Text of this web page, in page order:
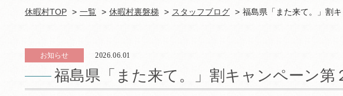
休暇村TOP 一覧 休暇村裏磐梯 スタッフブログ 福島県「また来て。」割キ
お知らせ 2026.06.01
福島県「また来て。」割キャンペーン第